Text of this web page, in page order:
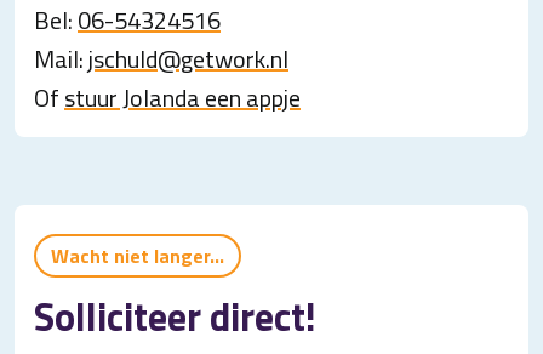
Bel:06-54324516
Mail:jschuld@getwork.nl
Ofstuur Jolanda een appje
Wacht niet langer...
Solliciteer direct!